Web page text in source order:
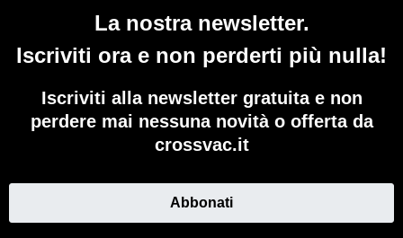
La nostra newsletter.
Iscriviti ora e non perderti più nulla!
Iscriviti alla newsletter gratuita e non
perdere mai nessuna novità o offerta da
crossvac.it
Abbonati